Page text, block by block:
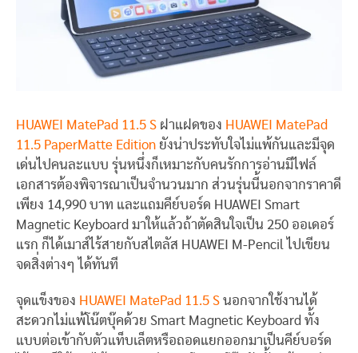
HUAWEI MatePad 11.5 S ฝาแฝดของ HUAWEI MatePad
11.5 PaperMatte Edition ยังน่าประทับใจไม่แพ้กันและมีจุด
เด่นไปคนละแบบ รุ่นหนึ่งก็เหมาะกับคนรักการอ่านมีไฟล์
เอกสารต้องพิจารณาเป็นจำนวนมาก ส่วนรุ่นนี้นอกจากราคาดี
เพียง 14,990 บาท และแถมคีย์บอร์ด HUAWEI Smart
Magnetic Keyboard มาให้แล้วถ้าตัดสินใจเป็น 250 ออเดอร์
แรก ก็ได้เมาส์ไร้สายกับสไตลัส HUAWEI M-Pencil ไปเขียน
จดสิ่งต่างๆ ได้ทันที
จุดแข็งของ HUAWEI MatePad 11.5 S นอกจากใช้งานได้
สะดวกไม่แพ้โน๊ตบุ๊คด้วย Smart Magnetic Keyboard ทั้ง
แบบต่อเข้ากับตัวแท็บเล็ตหรือถอดแยกออกมาเป็นคีย์บอร์ด